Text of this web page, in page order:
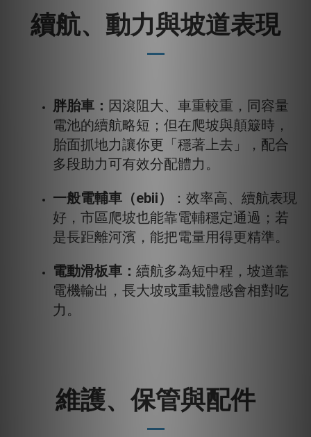
續航、動力與坡道表現
胖胎車： 因滾阻大、車重較重，同容量
電池的續航略短；但在爬坡與顛簸時，
胎面抓地力讓你更「穩著上去」，配合
多段助力可有效分配體力。
一般電輔車（ebii）
：效率高、續航表現
好，市區爬坡也能靠電輔穩定通過；若
是長距離河濱，能把電量用得更精準。
電動滑板車： 續航多為短中程，坡道靠
電機輸出，長大坡或重載體感會相對吃
力。
維護、保管與配件